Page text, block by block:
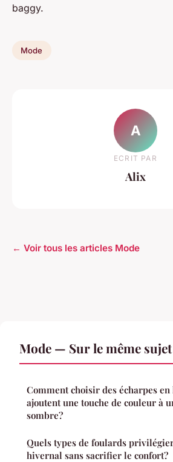
baggy.
Mode
A
ECRIT PAR
Alix
← Voir tous les articles Mode
Mode — Sur le même sujet
Comment choisir des écharpes
ajoutent une touche de couleur à
sombre?
Quels types de foulards
hivernal sans sacrifier le confort?